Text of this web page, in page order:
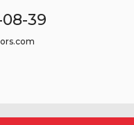
39